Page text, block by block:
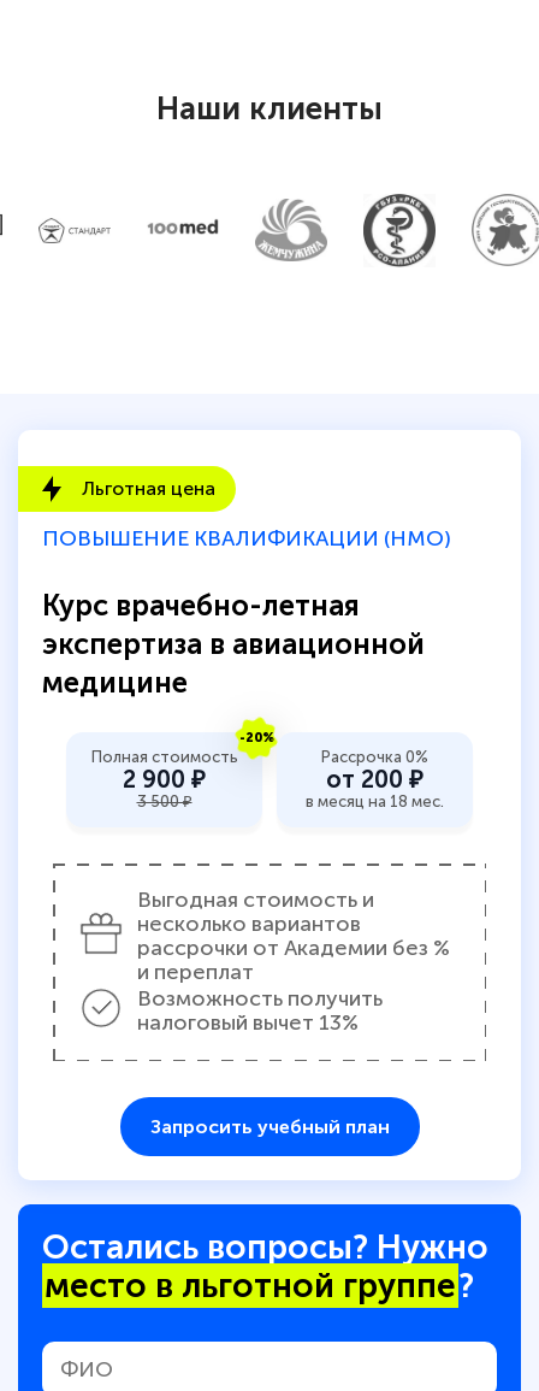
Наши клиенты
Льготная цена
ПОВЫШЕНИЕ КВАЛИФИКАЦИИ (НМО)
Курс врачебно-летная
экспертиза в авиационной
медицине
-20%
Полная стоимость
2 900 ₽
3 500 ₽
Рассрочка 0%
от 200 ₽
в месяц на 18 мес.
Выгодная стоимость и
несколько вариантов
рассрочки от Академии без %
и переплат
Возможность получить
налоговый вычет 13%
Запросить учебный план
Остались вопросы? Нужно
место в льготной группе?